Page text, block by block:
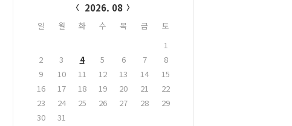
2026. 08
일 월 화 수 목 금
토
1
2
3 4 5 6 7
8
9
10 11 12 13 14
15
16
17 18 19 20 21
22
23
24 25 26 27 28
29
30
31